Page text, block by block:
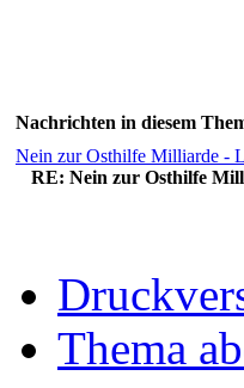
Nachrichten in diesem
Nein zur Osthilfe Milliarde -
RE: Nein zur Osthilfe
Thema